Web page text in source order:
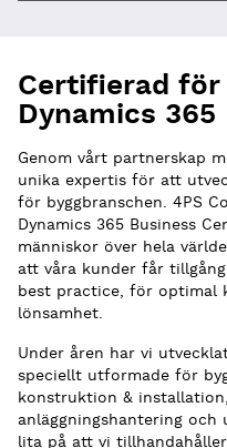
Certifierad
Dynamics 365
Genom vårt partnerskap
unika expertis för att
för byggbranschen. 4PS
Dynamics 365 Business
människor över hela
att våra kunder får
best practice, för optimal
lönsamhet.
Under åren har vi
speciellt utformade för
konstruktion &
anläggningshantering
lita på att vi